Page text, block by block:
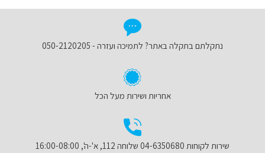
נתקלתם בתקלה באתר? לתמיכה ועזרה - 050-2120205
אחריות ושירות מעל הכל
שירות לקוחות 04-6350680 שלוחה 112, א'-ה', 16:00-08:00